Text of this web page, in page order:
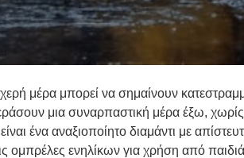
μέρα μπορεί να σημαίνουν
μια συναρπαστική μέρα έξω,
ένα αναξιοποίητο διαμάντι με
ομπρέλες ενηλίκων για χρήση από